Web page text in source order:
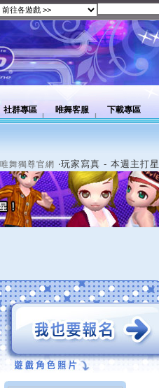
社群專區 唯舞客服 下載專區
唯舞獨尊官網 ‧玩家寫真 - 本週主打星